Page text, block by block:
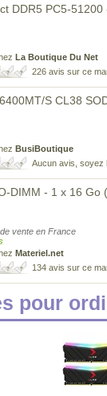
DDR5 PC5-
La Boutique Du Net
226 avis sur ce
S CL38
BusiBoutique
Aucun avis, soyez
DIMM - 1 x 16 Go
vente en France
Materiel.net
134 avis sur ce
pour